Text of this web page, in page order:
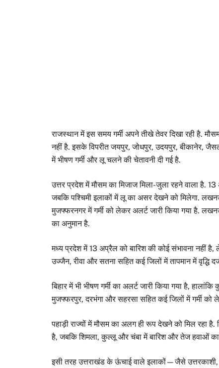
राजस्थान में इस समय गर्मी अपने तीखे तेवर दिखा रही है.
नहीं है. इसके विपरीत जयपुर, जोधपुर, उदयपुर, बीकानेर,
में भीषण गर्मी और लू चलने की चेतावनी दी गई है.
उत्तर प्रदेश में मौसम का मिजाज मिला-जुला रहने वाला है.
जबकि पश्चिमी इलाकों में लू का असर देखने को मिलेगा.
मुजफ्फरनगर में गर्मी को लेकर अलर्ट जारी किया गया है.
का अनुमान है.
मध्य प्रदेश में 13 अप्रैल को बारिश की कोई संभावना नहीं है,
उज्जैन, रीवा और सतना सहित कई जिलों में तापमान में वृद्धि
बिहार में भी भीषण गर्मी का अलर्ट जारी किया गया है,
मुजफ्फरपुर, दरभंगा और सहरसा सहित कई जिलों में गर्मी को
पहाड़ी राज्यों में मौसम का अलग ही रूप देखने को मिल रहा
है, जबकि शिमला, कुल्लू और चंबा में बारिश और तेज हवाओं का
इसी तरह उत्तराखंड के ऊंचाई वाले इलाकों—जैसे